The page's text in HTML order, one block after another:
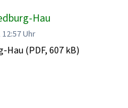
Hau
Uhr
Hau (PDF, 607 kB)